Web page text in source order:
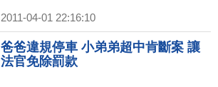
2011-04-01 22:16:10
爸爸違規停車 小弟弟超中肯斷案 讓
法官免除罰款